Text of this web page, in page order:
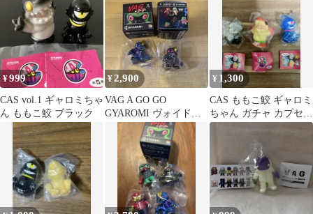
¥999
CAS vol.1 ギャロミちゃ
ん ももこ鮫 ブラック
¥2,900
VAG A GO GO
GYAROMI ヴォイドン
ギャロミ オイド 2体
¥ 1,300
CAS ももこ鮫 ギャロミ
ちゃん ガチャ カプセル
トイ 3点セット